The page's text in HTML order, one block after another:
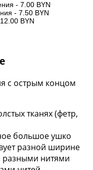
- 7.00 BYN
- 7.50 BYN
BYN
с острым концом
тканях (фетр,
большое ушко
разной ширине
разными нитями